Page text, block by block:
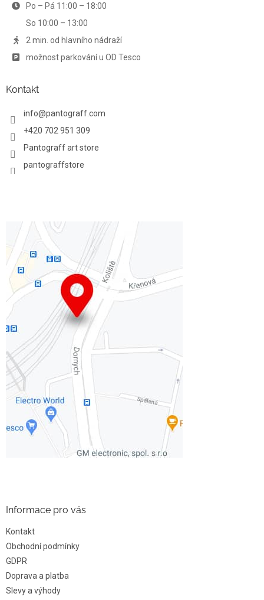
Po – Pá 11:00 – 18:00
So 10:00 – 13:00
2 min. od hlavního nádraží
možnost parkování u OD Tesco
Kontakt
info@pantograff.com
+420 702 951 309
Pantograff art store
pantograffstore
Informace pro vás
Kontakt
Obchodní podmínky
GDPR
Doprava a platba
Slevy a výhody